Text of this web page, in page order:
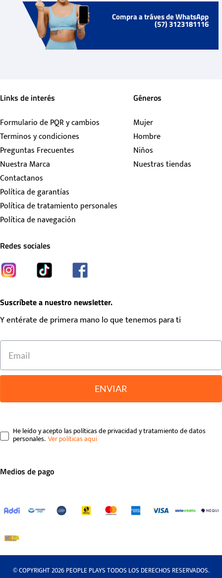
Compra a tráves de WhatsApp
(57) 3123181116
Links de interés
Formulario de PQR y cambios
Terminos y condiciones
Preguntas Frecuentes
Nuestra Marca
Contactanos
Política de garantías
Política de tratamiento personales
Política de navegación
Géneros
Mujer
Hombre
Niños
Nuestras tiendas
Redes sociales
Suscríbete a nuestro newsletter.
Y entérate de primera mano lo que tenemos para ti
ENVIAR
He leído y acepto las políticas de privacidad y tratamiento de datos
personales.
Medios de pago
© COPYRIGHT 2026 PEOPLE PLAYS TODOS LOS DERECHOS RESERVADOS.